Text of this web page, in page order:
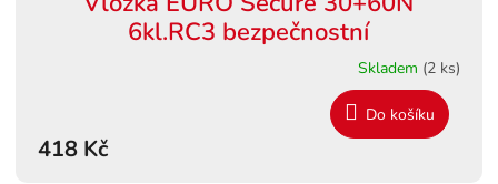
6kl.RC3 bezpečnostní
Skladem (2 ks)
418 Kč
Do košíku